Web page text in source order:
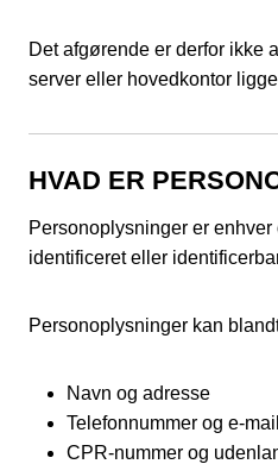
Det afgørende er derfor ikke
server eller hovedkontor
HVAD ER
Personoplysninger er
identificeret eller
Personoplysninger kan
Navn og adresse
Telefonnummer og e-
CPR-nummer og